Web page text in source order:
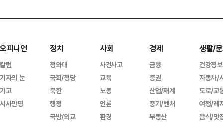
오피니언
칼럼
기자의 눈
기고
시사만평
정치
청와대
국회/정당
북한
행정
국방/외교
사회
사건사고
교육
노동
언론
환경
경제
금융
증권
산업/재계
중기/벤처
부동산
생활/
건강정보
자동차/
도로/교
여행/레
음식/맛